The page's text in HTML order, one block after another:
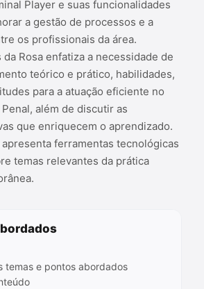
Player e suas funcionalidades
a gestão de processos e a
os profissionais da área.
Rosa enfatiza a necessidade de
teórico e prático, habilidades,
para a atuação eficiente no
além de discutir as
que enriquecem o aprendizado.
ferramentas tecnológicas
temas relevantes da prática
temas e pontos abordados